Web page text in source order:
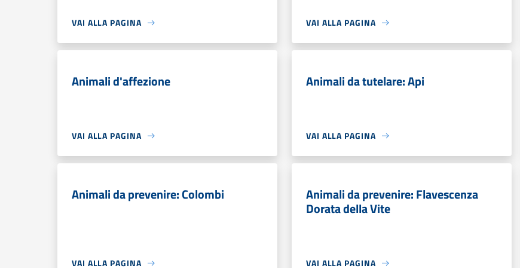
VAI ALLA PAGINA VAI ALLA PAGINA
Animali d'affezione
VAI ALLA PAGINA
Animali da tutelare: Api
VAI ALLA PAGINA
Animali da prevenire: Colombi
VAI ALLA PAGINA
Animali da prevenire: Flavescenza
Dorata della Vite
VAI ALLA PAGINA